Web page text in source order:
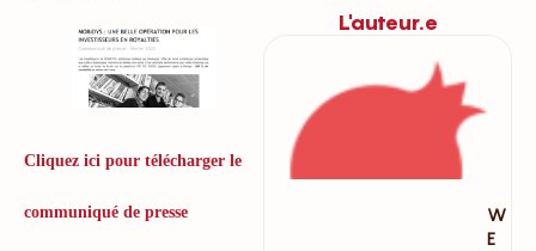
Cliquez ici pour télécharger le
communiqué de presse
L'auteur.e
W
E